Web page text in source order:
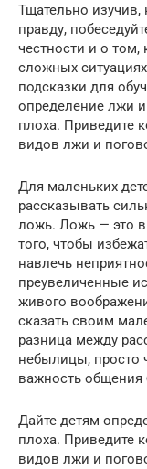
Тщательно изучив,
правду,
честности и о том,
сложных
подсказки для
определение лжи
плоха. Приведите
видов лжи и
Для маленьких
рассказывать
ложь. Ложь — это
того, чтобы
навлечь
преувеличенные
живого
сказать своим
разница между
небылицы, просто
важность общения
Дайте детям
плоха. Приведите
видов лжи и